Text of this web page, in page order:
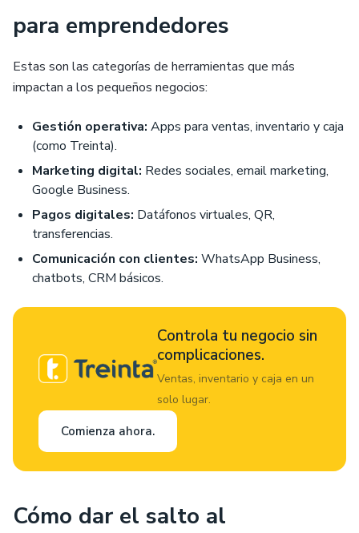
para emprendedores
Estas son las categorías de herramientas que más
impactan a los pequeños negocios:
Gestión operativa: Apps para ventas, inventario y caja
(como Treinta).
Marketing digital: Redes sociales, email marketing,
Google Business.
Pagos digitales: Datáfonos virtuales, QR,
transferencias.
Comunicación con clientes: WhatsApp Business,
chatbots, CRM básicos.
Controla tu negocio sin
complicaciones.
Ventas, inventario y caja en un
solo lugar.
Comienza ahora.
Cómo dar el salto al